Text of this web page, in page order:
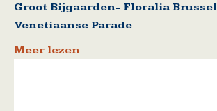
Groot Bijgaarden- Floralia
Venetiaanse Parade
Meer lezen